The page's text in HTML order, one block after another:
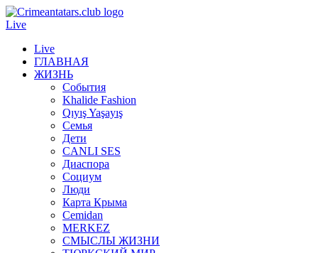
Live
Live
ГЛАВНАЯ
ЖИЗНЬ
События
Khalide Fashion
Qıyış Yaşayış
Семья
Дети
CANLI SES
Диаспора
Социум
Люди
Карта Крыма
Cemidan
МERKEZ
СМЫСЛЫ ЖИЗНИ